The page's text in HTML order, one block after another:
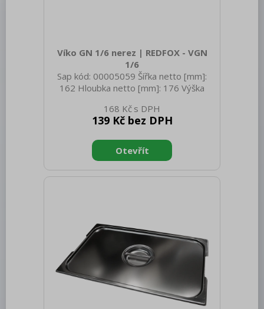
Distribuce jídel, gastronádoby
Barové zařízení, kávovary
Víko GN 1/6 nerez | REDFOX - VGN
1/6
Sap kód: 00005059 Šířka netto [mm]:
162 Hloubka netto [mm]: 176 Výška
0.18 Šířka brutto [mm]: 350 Hloubka
brutto [mm]: 540 Výška brutto [mm]:
Materiál: Nerez Těsnění: Ne Úchyty: Ne
Vnější barva zařízení: Nerezové Velikost
GN / EN zařízení [mm]: GN 1/6 Otvor
168 Kč
139 Kč bez DPH